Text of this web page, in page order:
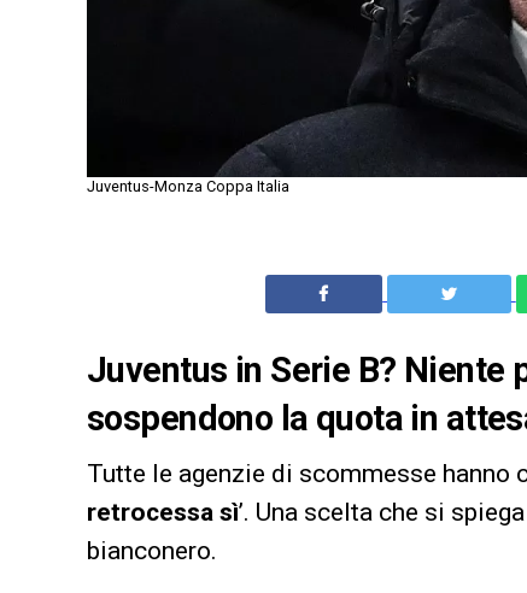
Juventus-Monza Coppa Italia
Juventus in Serie B? Niente
sospendono la quota in
Tutte le agenzie di scommesse hanno
retrocessa sì’. Una scelta che si
bianconero.